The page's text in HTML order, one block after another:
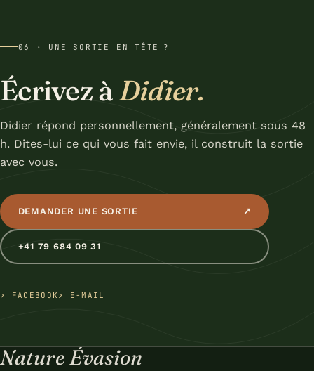
06 · UNE SORTIE EN TÊTE ?
Écrivez àDidier.
Didier répond personnellement, généralement sous 48
h. Dites-lui ce qui vous fait envie, il construit la sortie
avec vous.
DEMANDER UNE SORTIE ↗
+41 79 684 09 31
↗ FACEBOOK ↗ E-MAIL
Nature Évasion